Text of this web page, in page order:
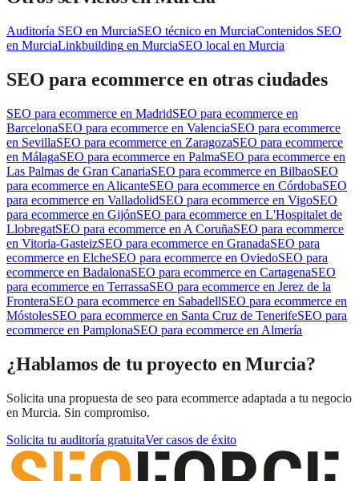
Auditoría SEO en MurciaSEO técnico en MurciaContenidos SEO
en MurciaLinkbuilding en MurciaSEO local en Murcia
SEO para ecommerce en otras ciudades
SEO para ecommerce en MadridSEO para ecommerce en
BarcelonaSEO para ecommerce en ValenciaSEO para ecommerce
en SevillaSEO para ecommerce en ZaragozaSEO para ecommerce
en MálagaSEO para ecommerce en PalmaSEO para ecommerce en
Las Palmas de Gran CanariaSEO para ecommerce en BilbaoSEO
para ecommerce en AlicanteSEO para ecommerce en CórdobaSEO
para ecommerce en ValladolidSEO para ecommerce en VigoSEO
para ecommerce en GijónSEO para ecommerce en L'Hospitalet de
LlobregatSEO para ecommerce en A CoruñaSEO para ecommerce
en Vitoria-GasteizSEO para ecommerce en GranadaSEO para
ecommerce en ElcheSEO para ecommerce en OviedoSEO para
ecommerce en BadalonaSEO para ecommerce en CartagenaSEO
para ecommerce en TerrassaSEO para ecommerce en Jerez de la
FronteraSEO para ecommerce en SabadellSEO para ecommerce en
MóstolesSEO para ecommerce en Santa Cruz de TenerifeSEO para
ecommerce en PamplonaSEO para ecommerce en Almería
¿Hablamos de tu proyecto en Murcia?
Solicita una propuesta de seo para ecommerce adaptada a tu negocio
en Murcia. Sin compromiso.
Solicita tu auditoría gratuitaVer casos de éxito